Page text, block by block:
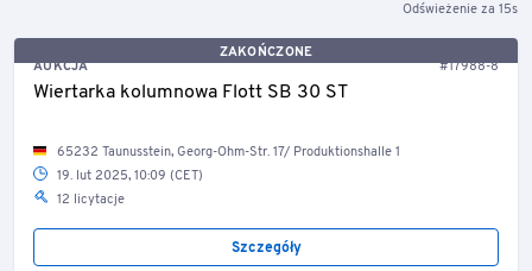
Odświeżenie za 15s
ZAKOŃCZONE
AUKCJA
#17988-8
Wiertarka kolumnowa Flott SB 30 ST
65232 Taunusstein, Georg-Ohm-Str. 17/ Produktionshalle 1
19. lut 2025, 10:09 (CET)
12 licytacje
Szczegóły